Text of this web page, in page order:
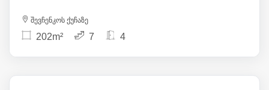
შევჩენკოს ქუჩაზე
202m² 7 4
525 000